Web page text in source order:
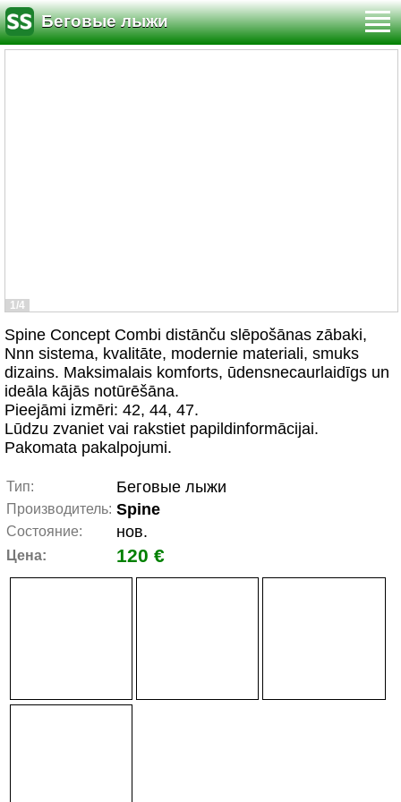
Беговые лыжи
1/4
Spine Concept Combi distānču slēpošānas zābaki,
Nnn sistema, kvalitāte, modernie materiali, smuks
dizains. Maksimalais komforts, ūdensnecaurlaidīgs un
ideāla kājās notūrēšāna.
Pieejāmi izmēri: 42, 44, 47.
Lūdzu zvaniet vai rakstiet papildinformācijai.
Pakomata pakalpojumi.
Тип: Беговые лыжи
Производитель: Spine
Состояние: нов.
Цена: 120 €